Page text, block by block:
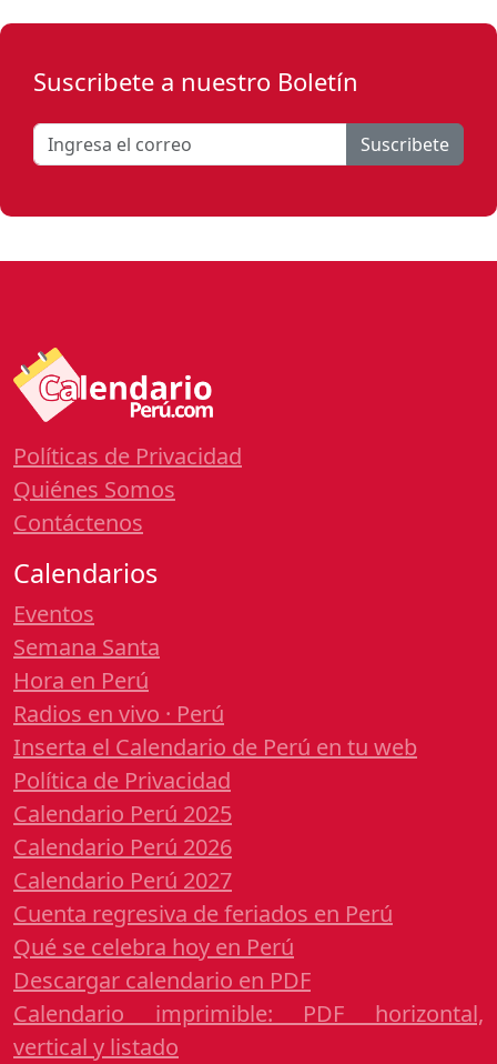
Suscribete a nuestro Boletín
Suscribete
Políticas de Privacidad
Quiénes Somos
Contáctenos
Calendarios
Eventos
Semana Santa
Hora en Perú
Radios en vivo · Perú
Inserta el Calendario de Perú en tu web
Política de Privacidad
Calendario Perú 2025
Calendario Perú 2026
Calendario Perú 2027
Cuenta regresiva de feriados en Perú
Qué se celebra hoy en Perú
Descargar calendario en PDF
Calendario imprimible: PDF horizontal,
vertical y listado